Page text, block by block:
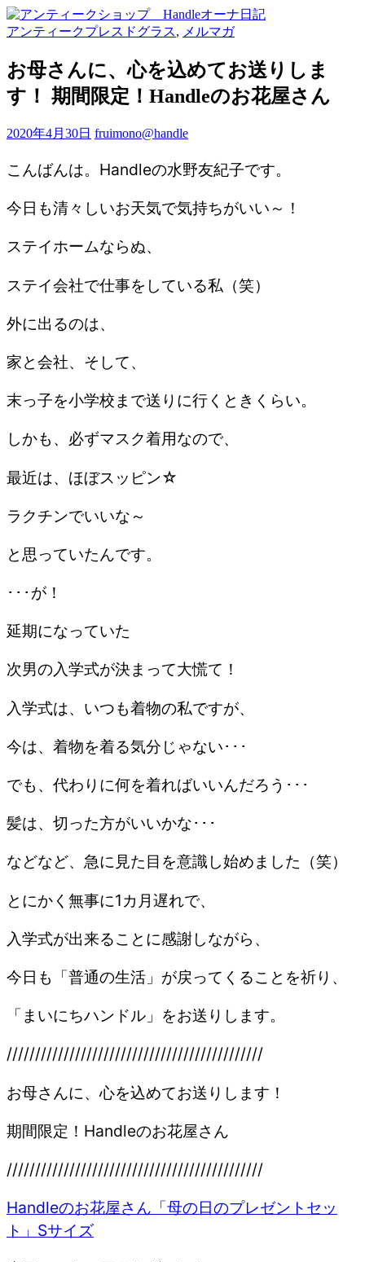
アンティークプレスドグラス, メルマガ
お母さんに、心を込めてお送りしま
す！ 期間限定！Handleのお花屋さん
2020年4月30日 fruimono@handle
こんばんは。Handleの水野友紀子です。
今日も清々しいお天気で気持ちがいい～！
ステイホームならぬ、
ステイ会社で仕事をしている私（笑）
外に出るのは、
家と会社、そして、
末っ子を小学校まで送りに行くときくらい。
しかも、必ずマスク着用なので、
最近は、ほぼスッピン☆
ラクチンでいいな～
と思っていたんです。
･･･が！
延期になっていた
次男の入学式が決まって大慌て！
入学式は、いつも着物の私ですが、
今は、着物を着る気分じゃない･･･
でも、代わりに何を着ればいいんだろう･･･
髪は、切った方がいいかな･･･
などなど、急に見た目を意識し始めました（笑）
とにかく無事に1カ月遅れで、
入学式が出来ることに感謝しながら、
今日も「普通の生活」が戻ってくることを祈り、
「まいにちハンドル」をお送りします。
/////////////////////////////////////////////
お母さんに、心を込めてお送りします！
期間限定！Handleのお花屋さん
/////////////////////////////////////////////
Handleのお花屋さん「母の日のプレゼントセッ
ト」Sサイズ